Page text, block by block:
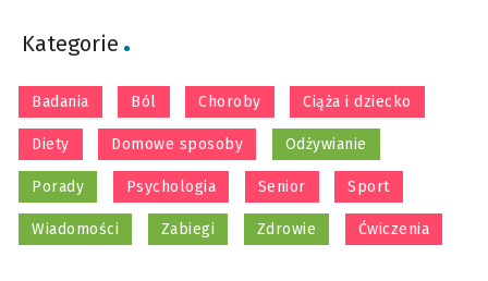
Kategorie
Badania Ból Choroby Ciąża i dziecko
Diety Domowe sposoby Odżywianie
Porady Psychologia Senior Sport
Wiadomości Zabiegi Zdrowie Ćwiczenia